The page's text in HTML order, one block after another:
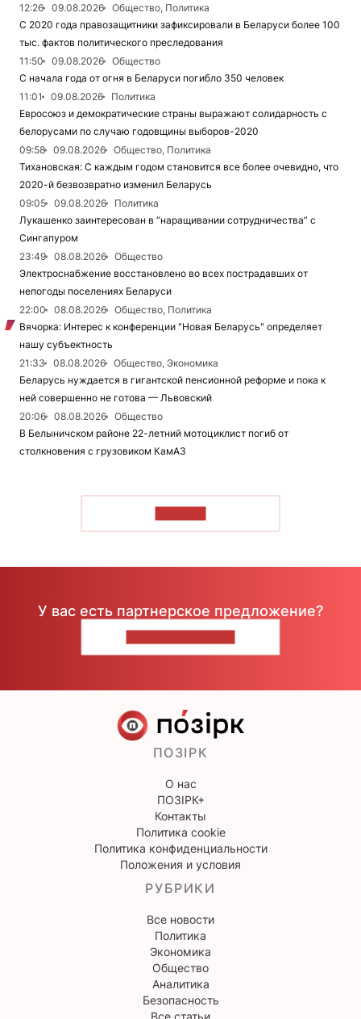
12:26
09.08.2026
Общество, Политика
С 2020 года правозащитники зафиксировали в Беларуси более 100
тыс. фактов политического преследования
11:50
09.08.2026
Общество
С начала года от огня в Беларуси погибло 350 человек
11:01
09.08.2026
Политика
Евросоюз и демократические страны выражают солидарность с
белорусами по случаю годовщины выборов-2020
09:58
09.08.2026
Общество, Политика
Тихановская: С каждым годом становится все более очевидно, что
2020-й безвозвратно изменил Беларусь
09:05
09.08.2026
Политика
Лукашенко заинтересован в “наращивании сотрудничества” с
Сингапуром
23:49
08.08.2026
Общество
Электроснабжение восстановлено во всех пострадавших от
непогоды поселениях Беларуси
22:00
08.08.2026
Общество, Политика
Вячорка: Интерес к конференции "Новая Беларусь" определяет
нашу субъектность
21:33
08.08.2026
Общество, Экономика
Беларусь нуждается в гигантской пенсионной реформе и пока к
ней совершенно не готова — Львовский
20:06
08.08.2026
Общество
В Белыничском районе 22-летний мотоциклист погиб от
столкновения с грузовиком КамАЗ
У вас есть партнерское предложение?
ПОЗІРК
О нас
ПОЗІРК+
Контакты
Политика cookie
Политика конфиденциальности
Положения и условия
РУБРИКИ
Все новости
Политика
Экономика
Общество
Аналитика
Безопасность
Все статьи